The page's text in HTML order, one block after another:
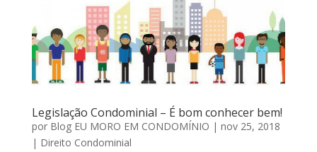
Legislação Condominial – É bom conhecer bem!
por Blog EU MORO EM CONDOMÍNIO | nov 25, 2018
| Direito Condominial